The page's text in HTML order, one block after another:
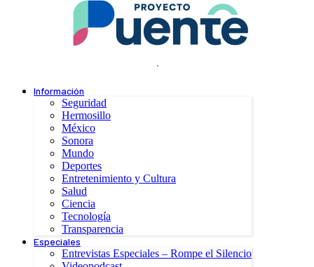
.
Información
Seguridad
Hermosillo
México
Sonora
Mundo
Deportes
Entretenimiento y Cultura
Salud
Ciencia
Tecnología
Transparencia
Especiales
Entrevistas Especiales – Rompe el Silencio